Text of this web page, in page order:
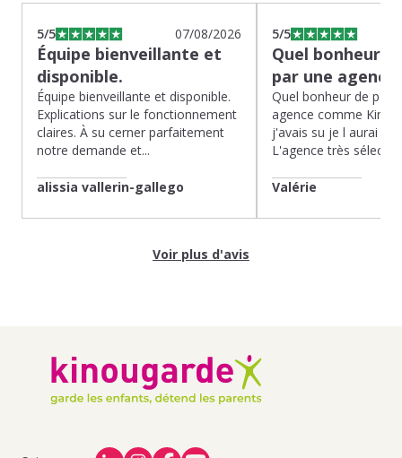
5/5 07/08/2026
Équipe bienveillante et
disponible.
Équipe bienveillante et disponible.
Explications sur le fonctionnement
claires. À su cerner parfaitement
notre demande et...
alissia vallerin-gallego
5/5
Quel bonheur
par une
Quel bonheur de
agence comme
j'avais su je l aurai
L'agence très
Valérie
Voir plus d'avis